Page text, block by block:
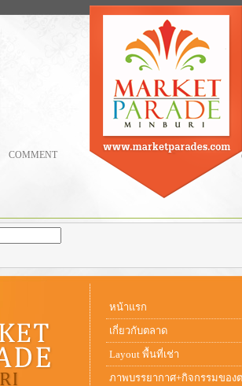
COMMENT
หน้าแรก
เกี่ยวกับตลาด
Layout พื้นที่เช่า
ภาพบรรยากาศ+กิจกรรมของ